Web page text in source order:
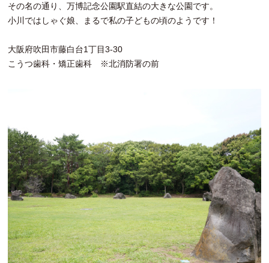
その名の通り、万博記念公園駅直結の大きな公園です。
小川ではしゃぐ娘、まるで私の子どもの頃のようです！
大阪府吹田市藤白台1丁目3-30
こうつ歯科・矯正歯科 ※北消防署の前